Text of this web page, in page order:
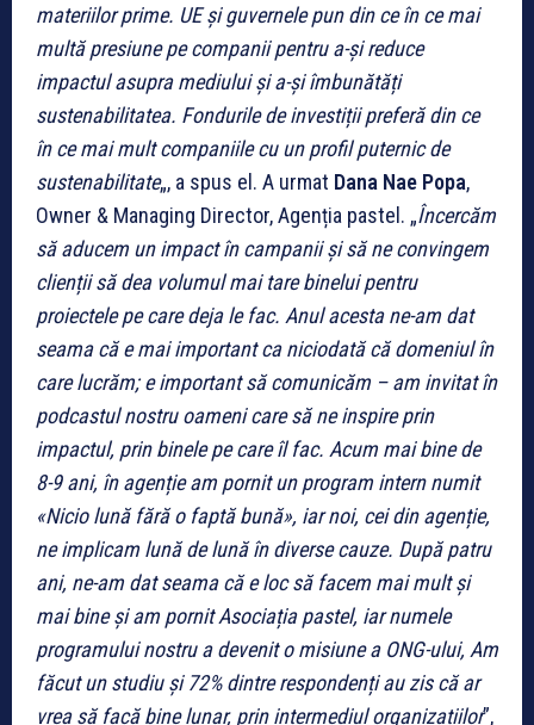
materiilor prime. UE și guvernele pun din ce în ce mai
multă presiune pe companii pentru a-și reduce
impactul asupra mediului și a-și îmbunătăți
sustenabilitatea. Fondurile de investiții preferă din ce
în ce mai mult companiile cu un profil puternic de
sustenabilitate„, a spus el. A urmat Dana Nae Popa,
Owner & Managing Director, Agenția pastel. „Încercăm
să aducem un impact în campanii și să ne convingem
clienții să dea volumul mai tare binelui pentru
proiectele pe care deja le fac. Anul acesta ne-am dat
seama că e mai important ca niciodată că domeniul în
care lucrăm; e important să comunicăm – am invitat în
podcastul nostru oameni care să ne inspire prin
impactul, prin binele pe care îl fac. Acum mai bine de
8-9 ani, în agenție am pornit un program intern numit
«Nicio lună fără o faptă bună», iar noi, cei din agenție,
ne implicam lună de lună în diverse cauze. După patru
ani, ne-am dat seama că e loc să facem mai mult și
mai bine și am pornit Asociația pastel, iar numele
programului nostru a devenit o misiune a ONG-ului, Am
făcut un studiu și 72% dintre respondenți au zis că ar
vrea să facă bine lunar, prin intermediul organizațiilor”,